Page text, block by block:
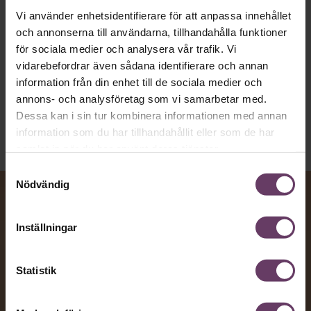
Vi använder enhetsidentifierare för att anpassa innehållet
och annonserna till användarna, tillhandahålla funktioner
för sociala medier och analysera vår trafik. Vi
vidarebefordrar även sådana identifierare och annan
information från din enhet till de sociala medier och
annons- och analysföretag som vi samarbetar med.
Dessa kan i sin tur kombinera informationen med annan
information som du har tillhandahållit eller som de har
Samtyckesval
Nödvändig
Inställningar
Statistik
toppcheferna?
Kommunikation
Text:Fredrik Kullberg
Publicerad2026-08-07